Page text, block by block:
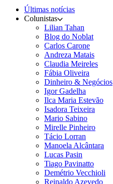
Últimas notícias
Colunistas
Lilian Tahan
Blog do Noblat
Carlos Carone
Andreza Matais
Claudia Meireles
Fábia Oliveira
Dinheiro & Negócios
Igor Gadelha
Ilca Maria Estevão
Isadora Teixeira
Mario Sabino
Mirelle Pinheiro
Tácio Lorran
Manoela Alcântara
Lucas Pasin
Tiago Pavinatto
Demétrio Vecchioli
Reinaldo Azevedo